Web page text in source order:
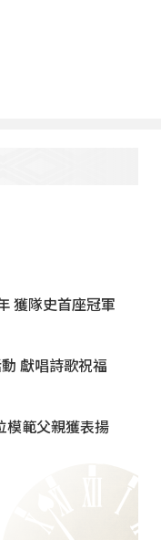
獲隊史首座冠軍
獻唱詩歌祝福
模範父親獲表揚